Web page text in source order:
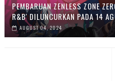
PEMBARUAN ZENLESS ZONE
R&B' DILUNCURKAN PADA 14
AUGUST 04, 2024